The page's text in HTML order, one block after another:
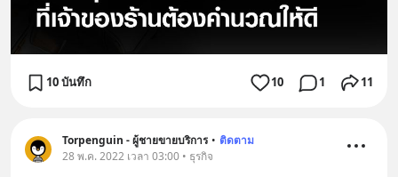
10 บันทึก 10 1 11
Torpenguin - ผู้ชายขายบริการ • ติดตาม
28 พ.ค. 2022 เวลา 03:00 • ธุรกิจ